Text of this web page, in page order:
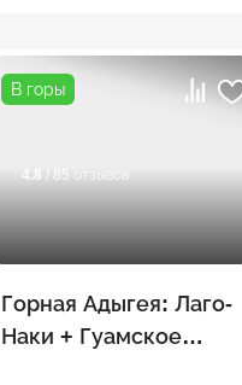
В горы
4.8 / 85 отзывов
Горная Адыгея: Лаго-
Наки + Гуамское